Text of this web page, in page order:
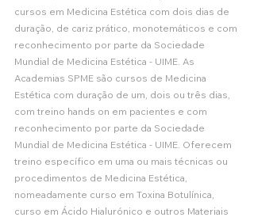
cursos em Medicina Estética com dois dias de
duração, de cariz prático, monotemáticos e com
reconhecimento por parte da Sociedade
Mundial de Medicina Estética - UIME. As
Academias SPME são cursos de Medicina
Estética com duração de um, dois ou três dias,
com treino hands on em pacientes e com
reconhecimento por parte da Sociedade
Mundial de Medicina Estética - UIME. Oferecem
treino específico em uma ou mais técnicas ou
procedimentos de Medicina Estética,
nomeadamente curso em Toxina Botulínica,
curso em Ácido Hialurónico e outros Materiais